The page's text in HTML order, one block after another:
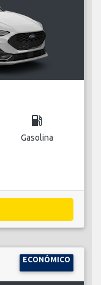
local_gas_station
Gasolina
ECONÓMICO